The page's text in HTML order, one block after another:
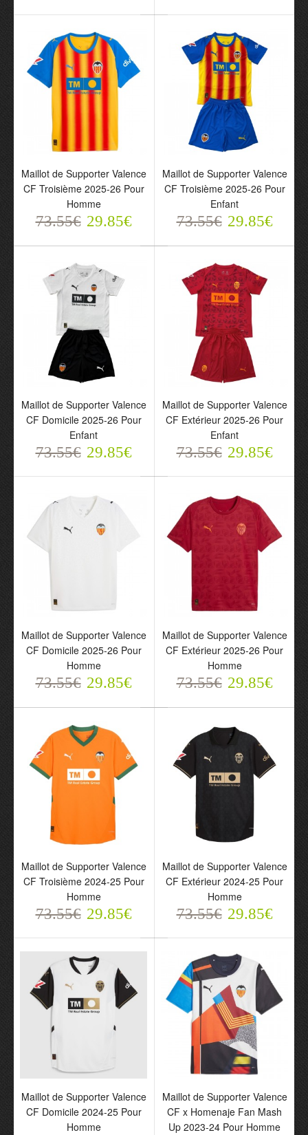
Maillot de Supporter
Valence CF Troisième
2025-26 Pour Homme
73.55€
Maillot de Supporter
Valence CF Troisième
2025-26 Pour Enfant
73.55€ 29.85€
Maillot de Supporter
Valence CF Domicile
2025-26 Pour Enfant
Maillot de Supporter
Valence CF Extérieur
2025-26 Pour Enfant
Maillot de Supporter
Valence CF Domicile
2025-26 Pour Homme
73.55€ 29.85€
Maillot de Supporter
Valence CF Extérieur
2025-26 Pour Homme
73.55€ 29.85€
Maillot de Supporter
Valence CF Troisième
2024-25 Pour Homme
73.55€
Maillot de Supporter
Valence CF Extérieur
2024-25 Pour Homme
73.55€ 29.85€
Maillot de Supporter Maillot de Supporter
Maillot de Supporter Valence
CF Troisième 2025-26 Pour
Homme
73.55€ 29.85€
Maillot de Supporter Valence
CF Troisième 2025-26 Pour
Enfant
73.55€ 29.85€
Maillot de Supporter Valence
CF Domicile 2025-26 Pour
Enfant
73.55€ 29.85€
Maillot de Supporter Valence
CF Extérieur 2025-26 Pour
Enfant
73.55€ 29.85€
Maillot de Supporter Valence
CF Domicile 2025-26 Pour
Homme
73.55€ 29.85€
Maillot de Supporter Valence
CF Extérieur 2025-26 Pour
Homme
73.55€ 29.85€
Maillot de Supporter Valence
CF Troisième 2024-25 Pour
Homme
73.55€ 29.85€
Maillot de Supporter Valence
CF Extérieur 2024-25 Pour
Homme
73.55€ 29.85€
Maillot de Supporter Valence
CF Domicile 2024-25 Pour
Homme
Maillot de Supporter Valence
CF x Homenaje Fan Mash
Up 2023-24 Pour Homme